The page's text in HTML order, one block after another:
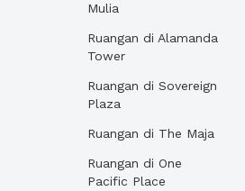
Mulia
Ruangan di Alamanda
Tower
Ruangan di Sovereign
Plaza
Ruangan di The Maja
Ruangan di One
Pacific Place